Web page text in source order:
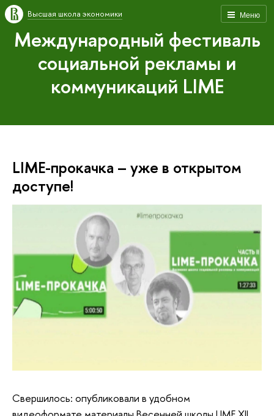
Меню
Высшая школа экономики
Международный фестиваль
социальной рекламы и
коммуникаций LIME
LIME-прокачка – уже в открытом
доступе!
Свершилось: опубликовали в удобном